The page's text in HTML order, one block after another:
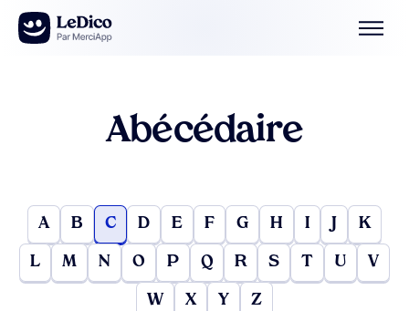
Aller au contenu
Abécédaire
A B C D E F G H I J K
L M N O P Q R S T U V
W X Y Z